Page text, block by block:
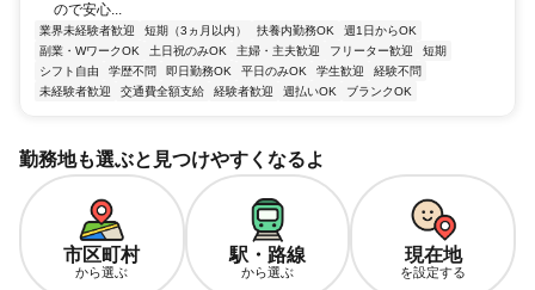
ので安心...
業界未経験者歓迎 短期（3ヵ月以内） 扶養内勤務OK
週1日からOK
副業・WワークOK
土日祝のみOK 主婦・主夫歓迎 フリーター歓迎
短期
シフト自由
学歴不問 即日勤務OK 平日のみOK 学生歓迎
経験不問
未経験者歓迎
交通費全額支給 経験者歓迎 週払いOK ブランクOK
勤務地も選ぶと見つけやすくなるよ
市区町村
から選ぶ
駅・路線
から選ぶ
現在地
を設定する